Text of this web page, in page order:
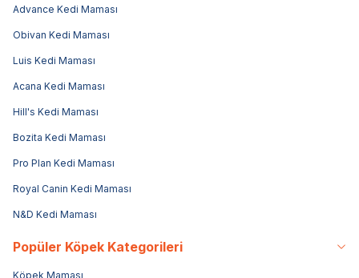
Advance Kedi Maması
Obivan Kedi Maması
Luis Kedi Maması
Acana Kedi Maması
Hill's Kedi Maması
Bozita Kedi Maması
Pro Plan Kedi Maması
Royal Canin Kedi Maması
N&D Kedi Maması
Popüler Köpek Kategorileri
Köpek Maması